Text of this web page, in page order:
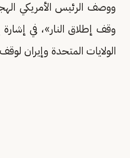
ووصف الرئيس الأمريكي
وقف إطلاق النار»، في إشارة
الولايات المتحدة وإيران لوقف